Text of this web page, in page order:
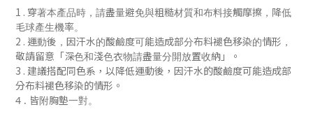
1 . 穿著本產品時，請盡量避免與粗糙材質和布料接觸摩擦，降低
毛球產生機率。
2 . 運動後， 因汗水的酸鹼度可能造成部分布料褪色移染的情形，
敬請留意 「深色和淺色衣物請盡量分開放置收納 」 。
3 . 建議搭配同色系， 以降低運動後， 因汗水的酸鹼度可能造成部
分布料褪色移染的情形 。
4 . 皆附胸墊一對。